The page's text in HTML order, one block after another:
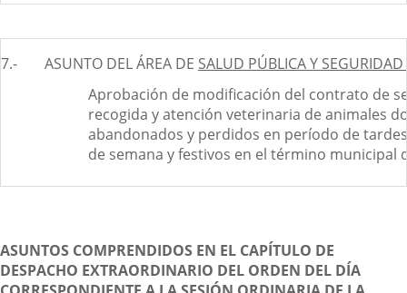
7.- ASUNTO DEL ÁREA DE SALUD PÚBLICA Y
Aprobación de modificación del contrato de
recogida y atención veterinaria de animales
abandonados y perdidos en período de
de semana y festivos en el término municipal
ASUNTOS COMPRENDIDOS EN EL CAPÍTULO DE
DESPACHO EXTRAORDINARIO DEL ORDEN DEL DÍA